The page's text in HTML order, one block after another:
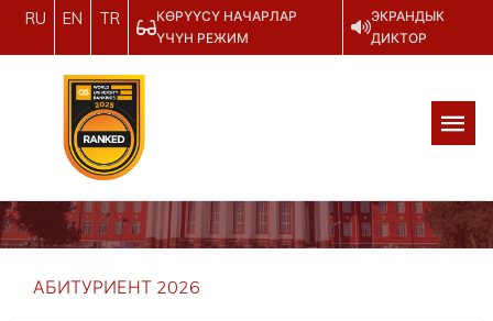
RU EN TR
КӨРҮҮСҮ НАЧАРЛАР
ҮЧҮН РЕЖИМ
ЭКРАНДЫК
ДИКТОР
АБИТУРИЕНТ 2026